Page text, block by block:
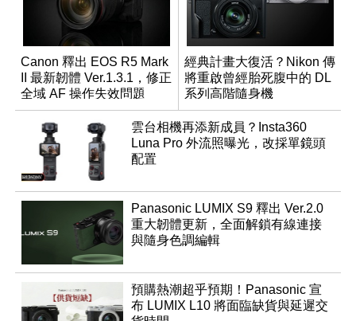
Canon 釋出 EOS R5 Mark
II 最新韌體 Ver.1.3.1，修正
全域 AF 操作失效問題
經典計畫大復活？Nikon 傳
將重啟曾經胎死腹中的 DL
系列高階隨身機
雲台相機再添新成員？Insta360
Luna Pro 外流照曝光，改採單鏡頭
配置
Panasonic LUMIX S9 釋出 Ver.2.0
重大韌體更新，全面解鎖有線連接
與隨身色調編輯
預購熱潮超乎預期！Panasonic 宣
布 LUMIX L10 將面臨缺貨與延遲交